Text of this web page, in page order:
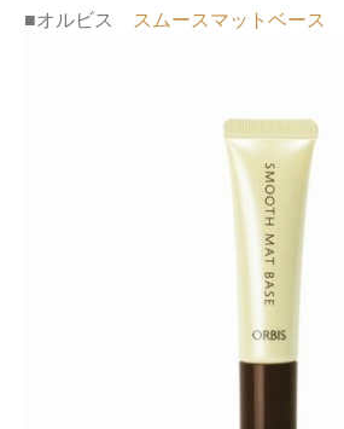
■オルビス スムースマットベース